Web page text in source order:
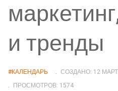
и тренды
#КАЛЕНДАРЬ
СОЗДАНО: 12
ПРОСМОТРОВ: 1574